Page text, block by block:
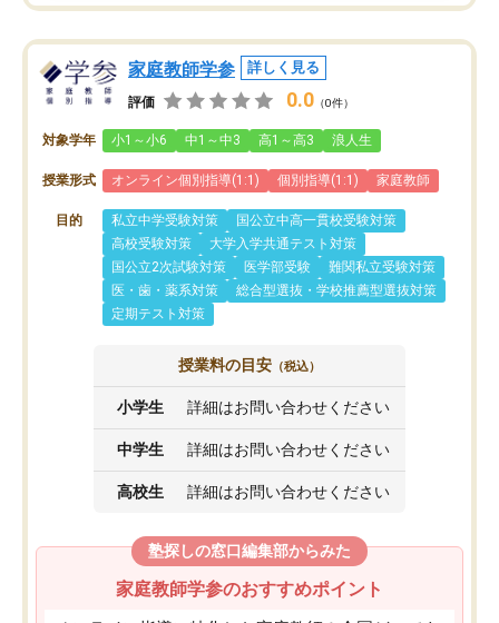
家庭教師学参 詳しく見る
評価 0.0 （0件）
対象学年 小1～小6 中1～中3 高1～高3 浪人生
授業形式 オンライン個別指導(1:1) 個別指導(1:1) 家庭教師
目的 私立中学受験対策
国公立中高一貫校受験対策
高校受験対策
大学入学共通テスト対策
国公立2次試験対策
医学部受験
難関私立受験対策
医・歯・薬系対策
総合型選抜・学校推薦型選抜対策
定期テスト対策
授業料の目安 （税込）
小学生 詳細はお問い合わせください
中学生 詳細はお問い合わせください
高校生 詳細はお問い合わせください
塾探しの窓口編集部からみた
家庭教師学参のおすすめポイント